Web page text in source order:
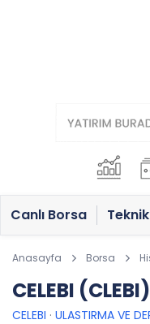
Canlı Borsa
Anasayfa Borsa
CELEBI
CELEBI · ULASTIRMA VE